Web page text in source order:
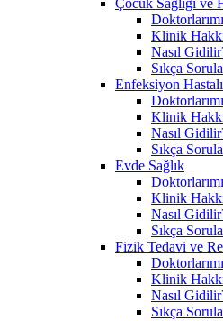
Klinik
Nasıl
Sıkça
Enfeksiyon
Klinik
Nasıl
Sıkça
Evde Sağlık
Klinik
Nasıl
Sıkça
Fizik Tedavi ve
Klinik
Nasıl
Sıkça